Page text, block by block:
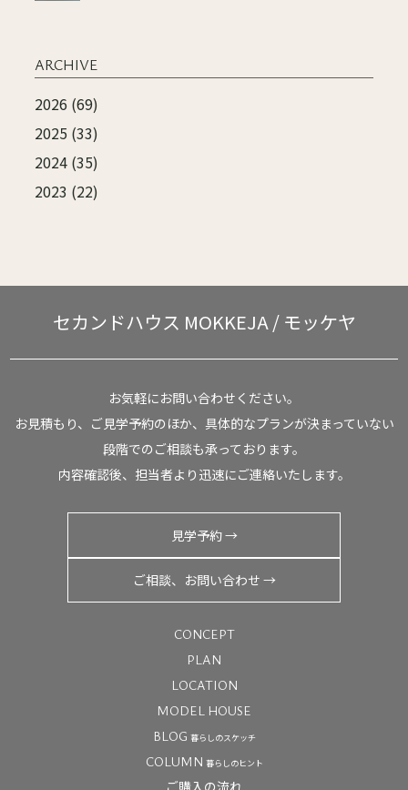
ARCHIVE
2026 (69)
2025 (33)
2024 (35)
2023 (22)
セカンドハウス MOKKEJA / モッケヤ
お気軽にお問い合わせください。
お見積もり、ご見学予約のほか、具体的なプランが決まっていない
段階でのご相談も承っております。
内容確認後、担当者より迅速にご連絡いたします。
見学予約 →
ご相談、お問い合わせ →
CONCEPT
PLAN
LOCATION
MODEL HOUSE
BLOG 暮らしのスケッチ
COLUMN 暮らしのヒント